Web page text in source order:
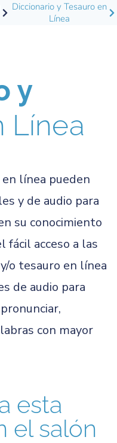
Diccionario y Tesauro en
Línea
y
Línea
línea pueden
y de audio para
su conocimiento
fácil acceso a las
o tesauro en línea
de audio para
con mayor
esta
el salón